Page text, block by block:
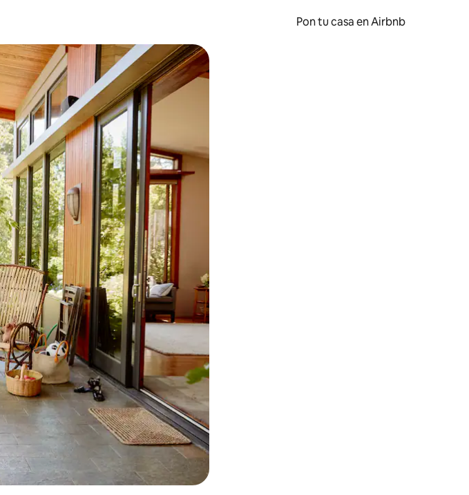
Pon tu casa en Airbnb
hacia abajo o explora con el tacto o desliza el dedo.